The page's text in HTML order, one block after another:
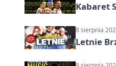
Kabaret
8 sierpnia
Letnie